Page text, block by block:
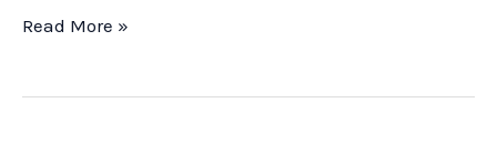
El
2
Read More »